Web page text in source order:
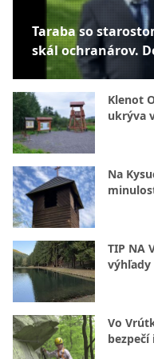
Taraba so
skál ochranárov.
Klenot
ukrýva
Na
TIP NA
výhľady
Vo